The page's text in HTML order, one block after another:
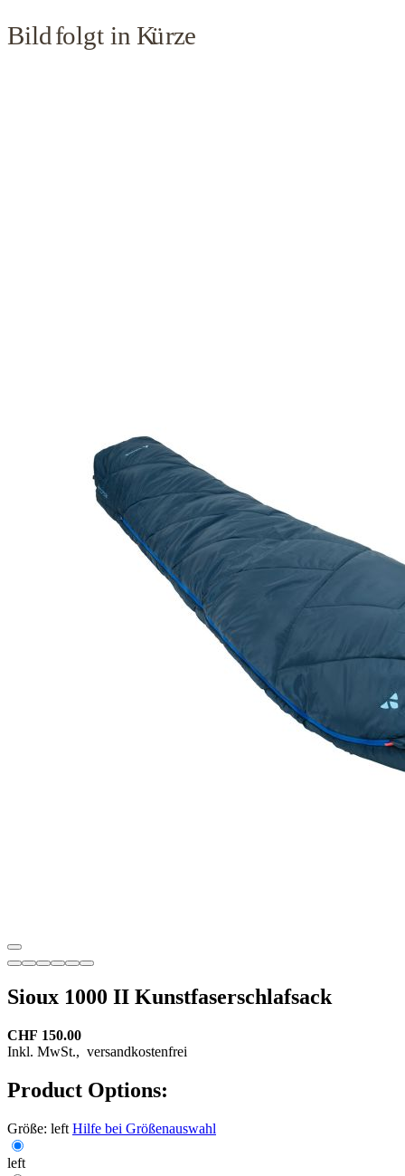
Sioux 1000 II Kunstfaserschlafsack
CHF 150.00
Inkl. MwSt., versandkostenfrei
Product Options:
Größe: left Hilfe bei Größenauswahl
left